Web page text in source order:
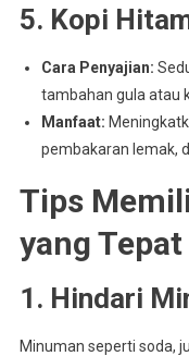
5. Kopi
Cara Penyajian:
tambahan gula atau
Manfaat:
pembakaran lemak,
Tips
yang Tepat
1. Hindari
Minuman seperti soda,